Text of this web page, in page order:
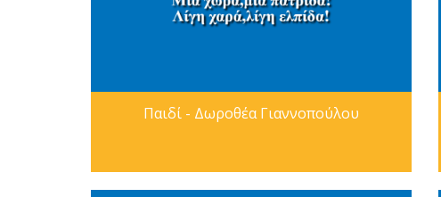
Παιδί - Δωροθέα Γιαννοπούλου